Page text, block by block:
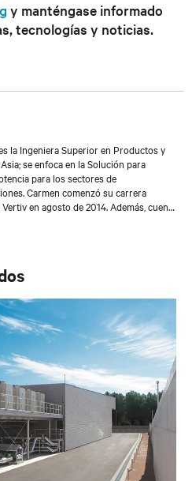
y manténgase informado
tecnologías y noticias.
la Ingeniera Superior en Productos y
se enfoca en la Solución para
para los sectores de
Carmen comenzó su carrera
agosto de 2014. Además, cuenta